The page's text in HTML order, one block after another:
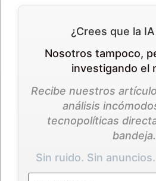
¿Crees que la
Nosotros tampoco,
investigando el
Recibe nuestros
análisis
tecnopolíticas
bandeja.
Sin ruido. Sin